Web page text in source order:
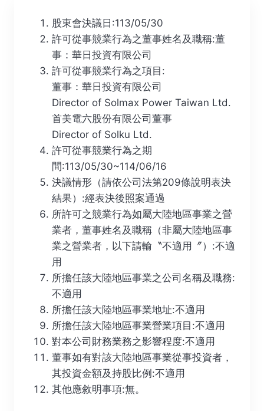
股東會決議日:113/05/30
許可從事競業行為之董事姓名及職稱:董
事：華日投資有限公司
許可從事競業行為之項目:
董事：華日投資有限公司
Director of Solmax Power Taiwan Ltd.
首美電六股份有限公司董事
Director of Solku Ltd.
許可從事競業行為之期
間:113/05/30~114/06/16
決議情形（請依公司法第209條說明表決
結果）:經表決後照案通過
所許可之競業行為如屬大陸地區事業之營
業者，董事姓名及職稱（非屬大陸地區事
業之營業者，以下請輸〝不適用〞）:不適
用
所擔任該大陸地區事業之公司名稱及職務:
不適用
所擔任該大陸地區事業地址:不適用
所擔任該大陸地區事業營業項目:不適用
對本公司財務業務之影響程度:不適用
董事如有對該大陸地區事業從事投資者，
其投資金額及持股比例:不適用
其他應敘明事項:無。